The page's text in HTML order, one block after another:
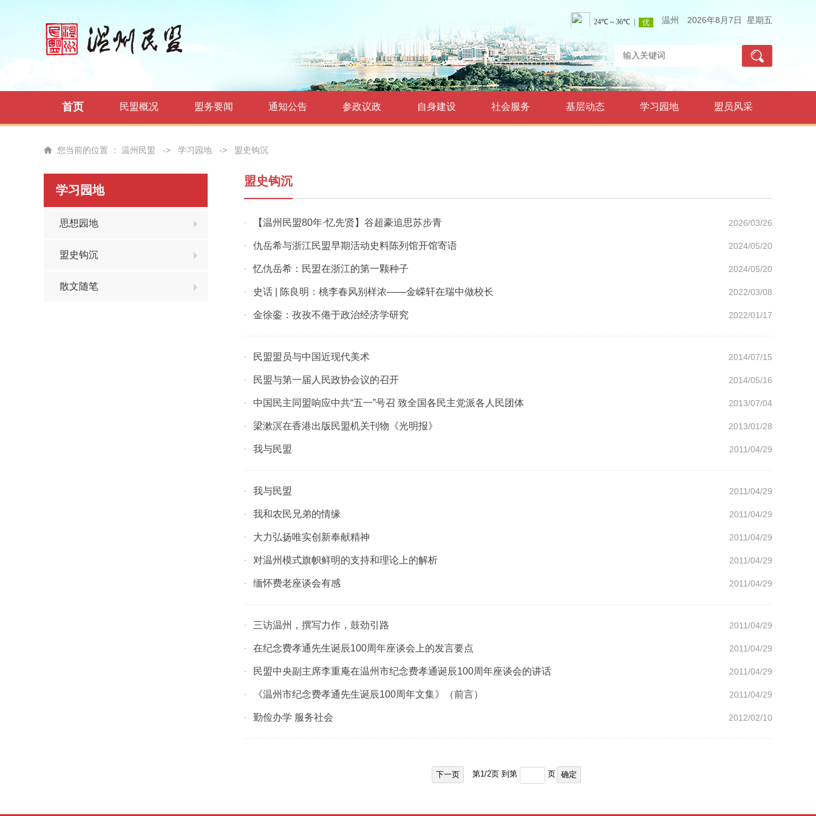
温州 2026年8月7日 星期五
首页 民盟概况 盟务要闻 通知公告 参政议政 自身建设 社会服务 基层动态 学习园地 盟员风采
您当前的位置 ： 温州民盟 -> 学习园地 -> 盟史钩沉
学习园地
思想园地
盟史钩沉
散文随笔
盟史钩沉
2026/03/26
· 【温州民盟80年·忆先贤】谷超豪追思苏步青
2024/05/20
· 仇岳希与浙江民盟早期活动史料陈列馆开馆寄语
2024/05/20
· 忆仇岳希：民盟在浙江的第一颗种子
2022/03/08
· 史话 | 陈良明：桃李春风别样浓——金嵘轩在瑞中做校长
2022/01/17
· 金徐銮：孜孜不倦于政治经济学研究
2014/07/15
· 民盟盟员与中国近现代美术
2014/05/16
· 民盟与第一届人民政协会议的召开
2013/07/04
· 中国民主同盟响应中共“五一”号召 致全国各民主党派各人民团体
2013/01/28
· 梁漱溟在香港出版民盟机关刊物《光明报》
2011/04/29
· 我与民盟
2011/04/29
· 我与民盟
2011/04/29
· 我和农民兄弟的情缘
2011/04/29
· 大力弘扬唯实创新奉献精神
2011/04/29
· 对温州模式旗帜鲜明的支持和理论上的解析
2011/04/29
· 缅怀费老座谈会有感
2011/04/29
· 三访温州，撰写力作，鼓劲引路
2011/04/29
· 在纪念费孝通先生诞辰100周年座谈会上的发言要点
2011/04/29
· 民盟中央副主席李重庵在温州市纪念费孝通诞辰100周年座谈会的讲话
2011/04/29
· 《温州市纪念费孝通先生诞辰100周年文集》（前言）
2012/02/10
· 勤俭办学 服务社会
下一页 第1/2页 到第 页 确定